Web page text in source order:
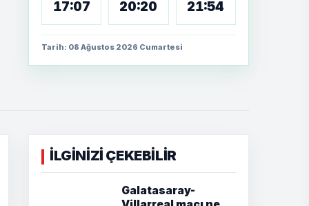
17:07 20:20 21:54
Tarih: 08 Ağustos 2026 Cumartesi
İLGİNİZİ ÇEKEBİLİR
Galatasaray-